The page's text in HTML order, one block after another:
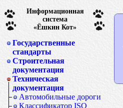
Информационная
система
«Ёшкин Кот»
Государственные
стандарты
Строительная
документация
Техническая
документация
Автомобильные дороги
Классификатор ISO